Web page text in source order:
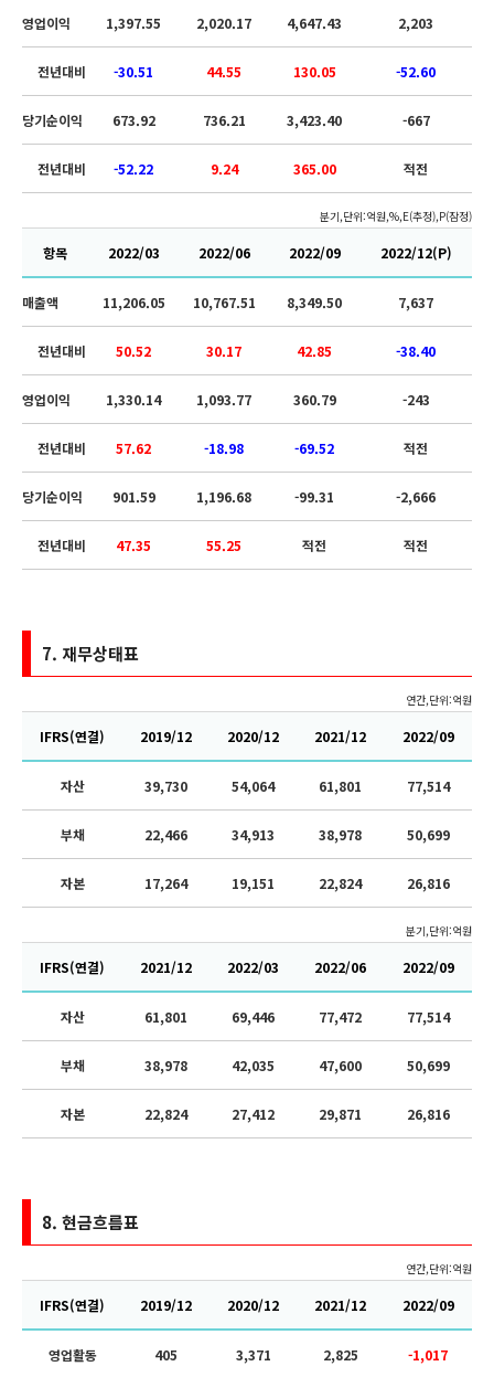
영업이익 1,397.55 2,020.17 4,647.43 2,203
전년대비 -30.51 44.55 130.05 -52.60
당기순이익 673.92 736.21 3,423.40 -667
전년대비 -52.22 9.24 365.00 적전
분기,단위:억원,%,E(추정),P(잠정)
항목 2022/03 2022/06 2022/09 2022/12(P)
매출액 11,206.05 10,767.51 8,349.50 7,637
전년대비 50.52 30.17 42.85 -38.40
영업이익 1,330.14 1,093.77 360.79 -243
전년대비 57.62 -18.98 -69.52 적전
당기순이익 901.59 1,196.68 -99.31 -2,666
전년대비 47.35 55.25 적전 적전
7. 재무상태표
연간,단위:억원
IFRS(연결) 2019/12 2020/12 2021/12 2022/09
자산 39,730 54,064 61,801 77,514
부채 22,466 34,913 38,978 50,699
자본 17,264 19,151 22,824 26,816
분기,단위:억원
IFRS(연결) 2021/12 2022/03 2022/06 2022/09
자산 61,801 69,446 77,472 77,514
부채 38,978 42,035 47,600 50,699
자본 22,824 27,412 29,871 26,816
8. 현금흐름표
연간,단위:억원
IFRS(연결) 2019/12 2020/12 2021/12 2022/09
영업활동 405 3,371 2,825 -1,017